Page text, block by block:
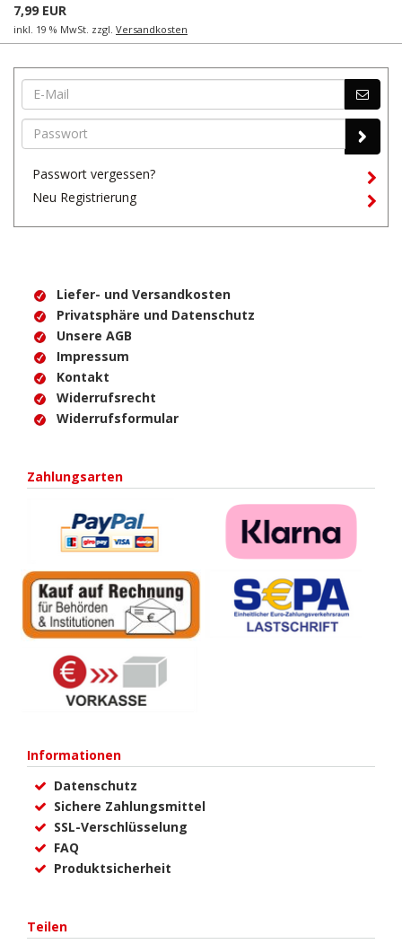
7,99 EUR
inkl. 19 % MwSt. zzgl. Versandkosten
Passwort vergessen?
Neu Registrierung
Liefer- und Versandkosten
Privatsphäre und Datenschutz
Unsere AGB
Impressum
Kontakt
Widerrufsrecht
Widerrufsformular
Zahlungsarten
Informationen
Datenschutz
Sichere Zahlungsmittel
SSL-Verschlüsselung
FAQ
Produktsicherheit
Teilen